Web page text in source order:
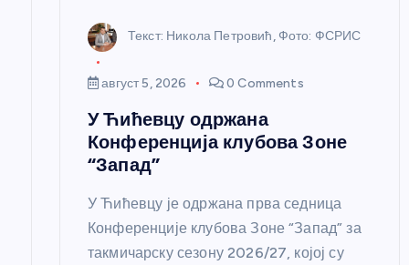
Текст: Никола Петровић, Фото: ФСРИС
август 5, 2026 0 Comments
У Ћићевцу одржана
Конференција клубова Зоне
“Запад”
У Ћићевцу је одржана прва седница
Конференције клубова Зоне “Запад” за
такмичарску сезону 2026/27, којој су